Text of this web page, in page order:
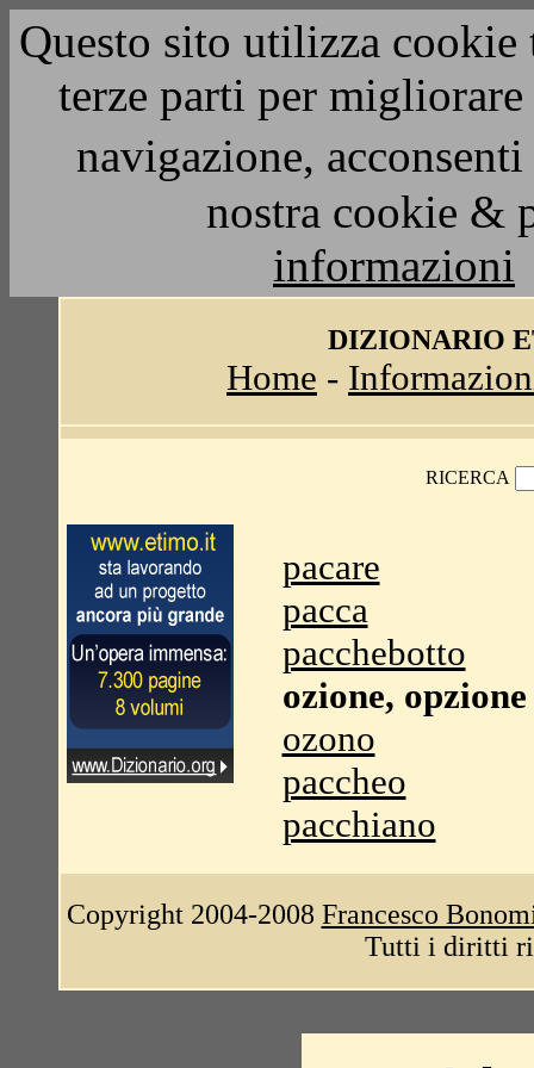
Questo sito utilizza
terze parti per
navigazione,
nostra cookie &
informazioni
DIZIONARIO
Home -
RICERCA
pacare
pacca
pacchebotto
ozione, opzione
ozono
paccheo
pacchiano
Copyright 2004-2008 Francesco
Tutti i diritti